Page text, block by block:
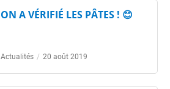
ON A VÉRIFIÉ LES PÂTES ! 😊
Actualités / 20 août 2019